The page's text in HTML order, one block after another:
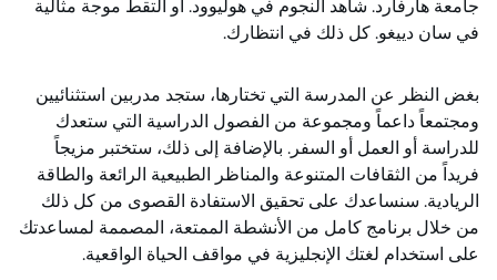
جامعة هارفارد. شاهد النجوم في هوليوود. أو التقط موجة مثالية
في سان دييغو. كل ذلك في انتظارك.
بغض النظر عن المدرسة التي تختارها، ستجد مدربين استثنائيين
ومجتمعاً داعماً ومجموعة من الفصول الدراسية التي ستعدك
للدراسة أو العمل أو السفر. بالإضافة إلى ذلك، ستختبر مزيجاً
فريداً من الثقافات المتنوعة والمناظر الطبيعية الرائعة والطاقة
الريادية. سنساعدك على تحقيق الاستفادة القصوى من كل ذلك
من خلال برنامج كامل من الأنشطة الممتعة، المصممة لمساعدتك
على استخدام لغتك الإنجليزية في مواقف الحياة الواقعية.